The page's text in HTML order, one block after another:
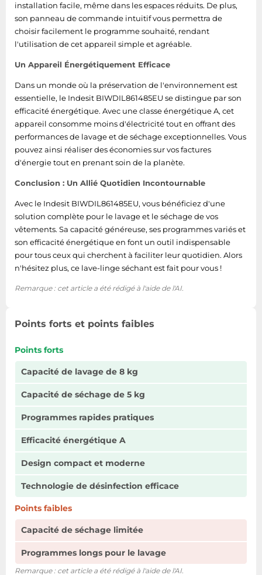
antidébordement
Oui
Fonction AquaStop Non
Fonction d'ajout de
Oui
Capacité nominale
(lavage et séchage)
Programmes de
séchage
Laver et sécher
programmes de
séchage
2
Programmes de
lavage
Coton, Cottons 20°C,
délicat/soie, Eco, Mix, Rapide,
Rincer et essorer,
Filage/drainage, Synthétiques,
lavage
Durée de cycle
lavage
218 min
maximale
Capacité nominale
d'essorage
(essorage)
installation facile, même dans les espaces réduits. De plus,
son panneau de commande intuitif vous permettra de
choisir facilement le programme souhaité, rendant
l'utilisation de cet appareil simple et agréable.
Un Appareil Énergétiquement Efficace
Dans un monde où la préservation de l'environnement est
essentielle, le Indesit BIWDIL861485EU se distingue par son
efficacité énergétique. Avec une classe énergétique A, cet
appareil consomme moins d'électricité tout en offrant des
performances de lavage et de séchage exceptionnelles. Vous
pouvez ainsi réaliser des économies sur vos factures
d'énergie tout en prenant soin de la planète.
Conclusion : Un Allié Quotidien Incontournable
Avec le Indesit BIWDIL861485EU, vous bénéficiez d'une
solution complète pour le lavage et le séchage de vos
vêtements. Sa capacité généreuse, ses programmes variés et
son efficacité énergétique en font un outil indispensable
pour tous ceux qui cherchent à faciliter leur quotidien. Alors
n'hésitez plus, ce lave-linge séchant est fait pour vous !
Remarque : cet article a été rédigé à l'aide de l'AI.
Points forts et points faibles
Points forts
Capacité de lavage de 8 kg
Capacité de séchage de 5 kg
Programmes rapides pratiques
Efficacité énergétique A
Design compact et moderne
Technologie de désinfection efficace
Points faibles
Capacité de séchage limitée
Programmes longs pour le lavage
Remarque : cet article a été rédigé à l'aide de l'AI.